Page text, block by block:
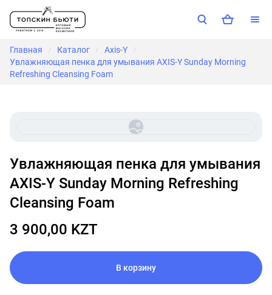
Главная / Каталог / Axis-Y /
Увлажняющая пенка для умывания AXIS-Y Sunday Morning
Refreshing Cleansing Foam
Увлажняющая пенка для умывания
AXIS-Y Sunday Morning Refreshing
Cleansing Foam
3 900,00 KZT
В корзину